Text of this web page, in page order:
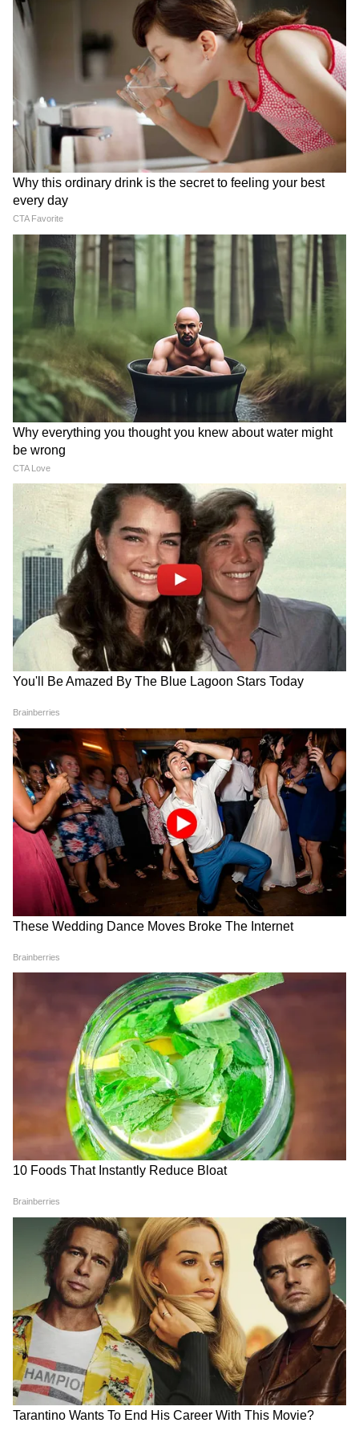
किए हैं, जिससे उनकी कन्वर्जन रेट 39% है। यह 1986
में गैरी लिनेकर के बाद किसी एक वर्ल्ड कप में सबसे
अच्छी फिनिशिंग एफिशिएंसी (15 या अधिक शॉट्स के
साथ) है, जिन्होंने 15 शॉट्स में 40 प्रतिशत की दर से छह
गोल किए थे।
इस जीत के साथ, नॉर्वे उन 91 देशों में एकमात्र ऐसी टीम
है जिनसे ब्राजील ने अब तक सामना किया है और उन्हें
कभी हरा नहीं पाया है। दोनों टीमों के बीच पांच मुकाबलों
में दो ड्रॉ और तीन हार ब्राजील के नाम हैं। (एएनआई)
(हेडलाइन के अलावा, इस खबर को Asianetnews
संपादकीय स्टाफ द्वारा संपादित नहीं किया गया है और यह
एक सिंडिकेट फीड से प्रकाशित हुई है।)